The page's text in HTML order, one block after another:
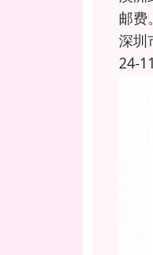
邮费
深圳
24-